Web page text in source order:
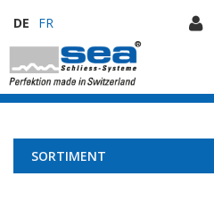
DE FR
SORTIMENT